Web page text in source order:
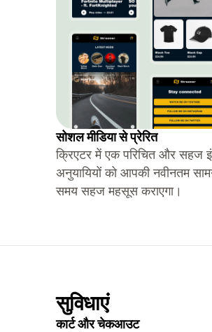
सोशल मीडिया से प्रेरित
क्रिएटर में एक परिचित और
अनुयायियों को आपकी नवीनतम
समय सहज महसूस कराएगा।
सुविधाएं
कार्ट और चेकआउट